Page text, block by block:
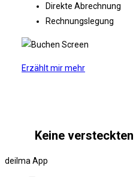
Direkte Abrechnung
Rechnungslegung
Erzählt mir mehr
Keine versteckten
deilma App